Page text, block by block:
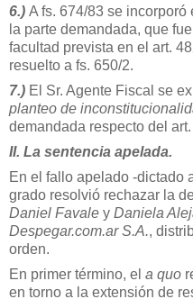
6.) A fs. 674/83 se
la parte demandada, que
facultad prevista en el art.
resuelto a fs. 650/2.
7.) El Sr. Agente Fiscal se
planteo de
demandada respecto del
II. La sentencia apelada.
En el fallo apelado -dictado
grado resolvió rechazar la
Daniel Favale y Daniela
Despegar.com.ar S.A.,
orden.
En primer término, el a quo
en torno a la extensión de